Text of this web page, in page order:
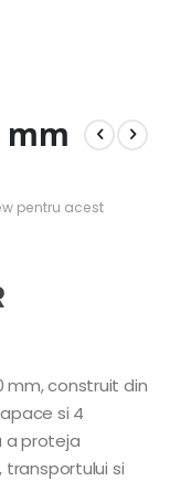
mm
pentru acest
mm, construit din
si 4
a proteja
si